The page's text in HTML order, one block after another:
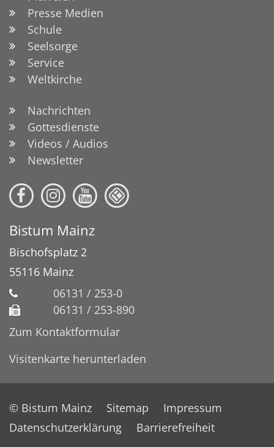
Presse Medien
Schule
Seelsorge
Service
Weltkirche
Nachrichten
Gottesdienste
Videos / Audios
Newsletter
Bistum Mainz
Bischofsplatz 2
55116 Mainz
06131 / 253-0
06131 / 253-890
Zum Kontaktformular
Visitenkarte herunterladen
© Bistum Mainz Sitemap
Impressum
Datenschutzerklärung
Barrierefreiheit